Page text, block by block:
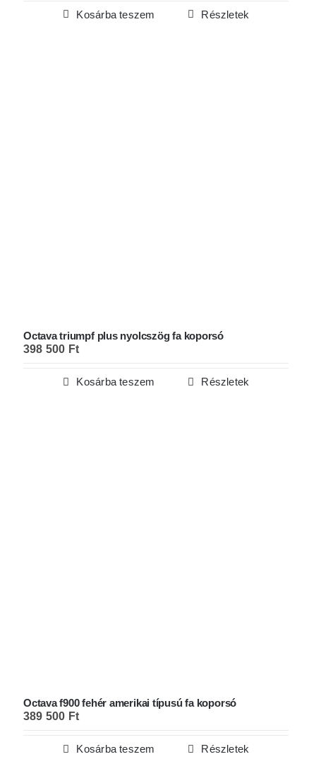
Kosárba teszem Részletek
Octava triumpf plus nyolcszög fa koporsó
398 500 Ft
Kosárba teszem Részletek
Octava f900 fehér amerikai típusú fa koporsó
389 500 Ft
Kosárba teszem Részletek